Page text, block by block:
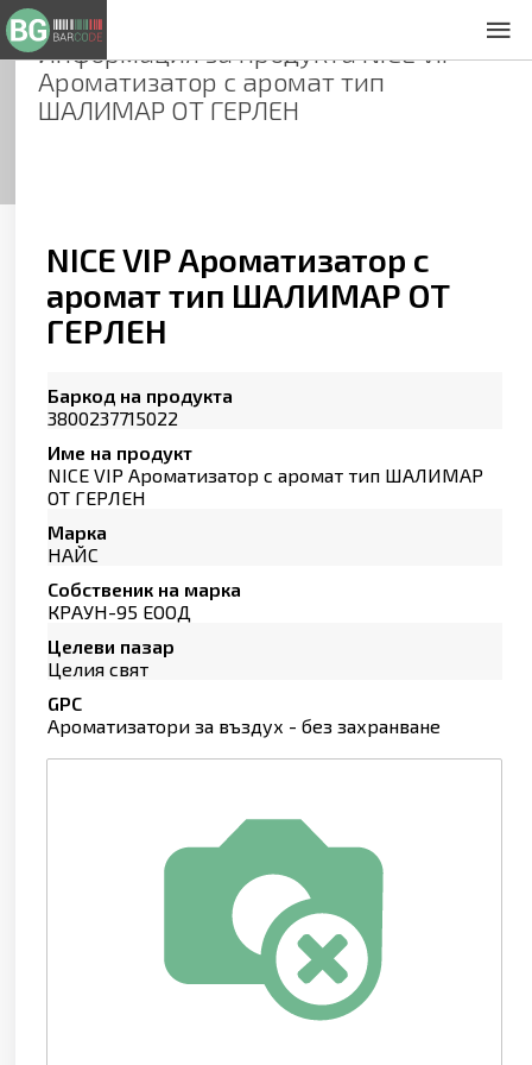
Информация за продуктаNICE VIP
Ароматизатор с аромат тип
ШАЛИМАР ОТ ГЕРЛЕН
NICE VIP Ароматизатор с
аромат тип ШАЛИМАР ОТ
ГЕРЛЕН
Баркод на продукта
3800237715022
Име на продукт
NICE VIP Ароматизатор с аромат тип ШАЛИМАР
ОТ ГЕРЛЕН
Марка
НАЙС
Собственик на марка
КРАУН-95 ЕООД
Целеви пазар
Целия свят
GPC
Ароматизатори за въздух - без захранване
Общи условия
Декларация за проверителност